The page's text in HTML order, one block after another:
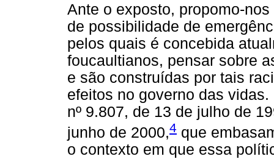
Ante o exposto, propomo-
de possibilidade de
pelos quais é concebida
foucaultianos, pensar sobre
e são construídas por tais
efeitos no governo das
nº 9.807, de 13 de julho de
junho de 2000,4 que
o contexto em que essa